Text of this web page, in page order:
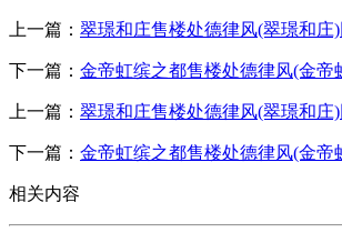
上一篇： 翠璟和庄售楼处德律风(翠璟和庄
下一篇： 金帝虹缤之都售楼处德律风(金帝
上一篇： 翠璟和庄售楼处德律风(翠璟和庄
下一篇： 金帝虹缤之都售楼处德律风(金帝
相关内容